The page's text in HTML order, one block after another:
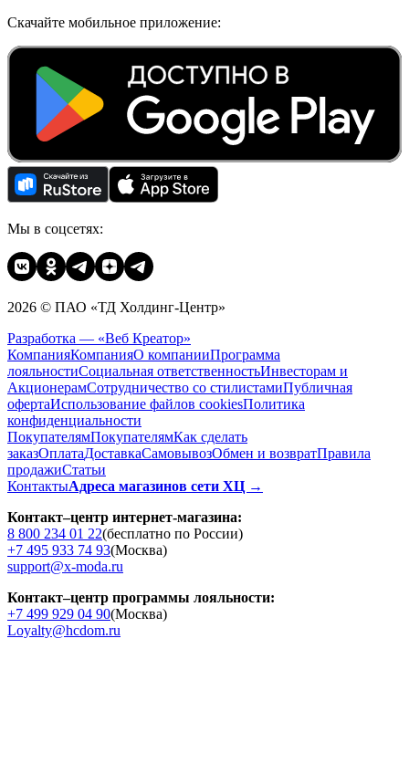
Скачайте мобильное приложение:
Мы в соцсетях:
2026 © ПАО «ТД Холдинг-Центр»
Разработка — «Веб Креатор»
КомпанияКомпанияО компанииПрограмма
лояльностиСоциальная ответственностьИнвесторам и
АкционерамСотрудничество со стилистамиПубличная
офертаИспользование файлов cookiesПолитика
конфиденциальности
ПокупателямПокупателямКак сделать
заказОплатаДоставкаCамовывозОбмен и возвратПравила
продажиСтатьи
КонтактыАдреса магазинов сети ХЦ →
Контакт–центр интернет-магазина:
8 800 234 01 22(бесплатно по России)
+7 495 933 74 93(Москва)
support@x-moda.ru
Контакт–центр программы лояльности:
+7 499 929 04 90(Москва)
Loyalty@hcdom.ru